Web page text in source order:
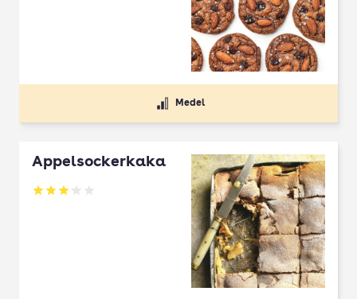
Medel
Äppelsockerkaka
Betyg: 3.15 av 5